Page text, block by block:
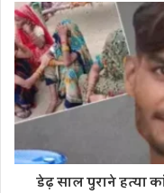
अधिकारियों का
जनसंपर्क विभाग के
निर्यात प्रोत्साहन एवं
डेढ़ साल पुराने हत्या